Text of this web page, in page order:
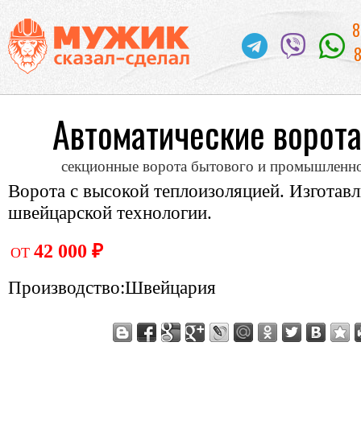
Автоматические
секционные ворота бытового и
Ворота с высокой теплоизоляцией.
швейцарской технологии.
ОТ 42 000 ₽
Производство:Швейцария